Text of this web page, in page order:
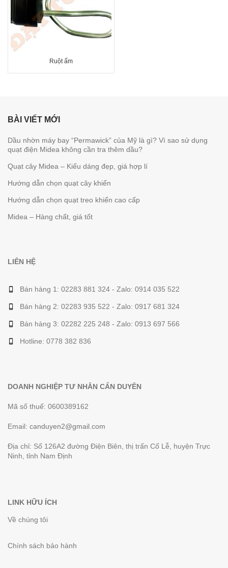
Ruột ấm
BÀI VIẾT MỚI
Dầu nhờn máy bay “Permawick” của Mỹ là gì? Vì sao sử dụng
quạt điện Midea không cần tra thêm dầu?
Quạt cây Midea – Kiểu dáng đẹp, giá hợp lí
Hướng dẫn chọn quạt cây khiển
Hướng dẫn chọn quạt treo khiển cao cấp
Midea – Hàng chất, giá tốt
LIÊN HỆ
Bán hàng 1: 02283 881 324 - Zalo: 0914 035 522
Bán hàng 2: 02283 935 522 - Zalo: 0917 681 324
Bán hàng 3: 02282 225 248 - Zalo: 0913 697 566
Hotline: 0778 382 836
DOANH NGHIỆP TƯ NHÂN CẨN DUYÊN
Mã số thuế: 0600389162
Email: canduyen2@gmail.com
Địa chỉ: Số 126A2 đường Điện Biên, thị trấn Cổ Lễ, huyện Trực
Ninh, tỉnh Nam Định
LINK HỮU ÍCH
Về chúng tôi
Chính sách bảo hành